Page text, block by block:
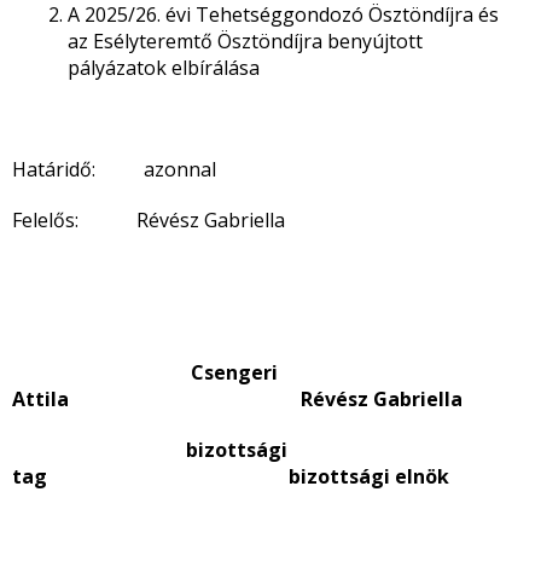
A 2025/26. évi Tehetséggondozó Ösztöndíjra és
az Esélyteremtő Ösztöndíjra benyújtott
pályázatok elbírálása
Határidő: azonnal
Felelős: Révész Gabriella
Csengeri
Attila Révész Gabriella
bizottsági
tag bizottsági elnök